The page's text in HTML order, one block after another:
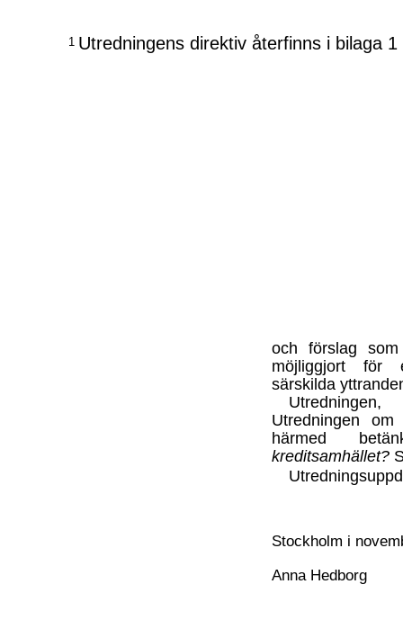
1 Utredningens direktiv återfinns i bilaga 1
och förslag
möjliggjort för
särskilda
Utredningen om
härmed
kreditsamhället?
Stockholm i
Anna Hedborg